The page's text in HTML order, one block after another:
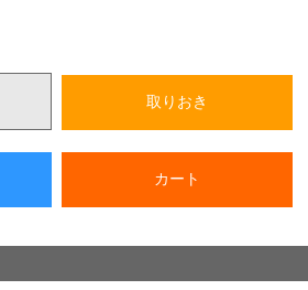
取りおき
カート